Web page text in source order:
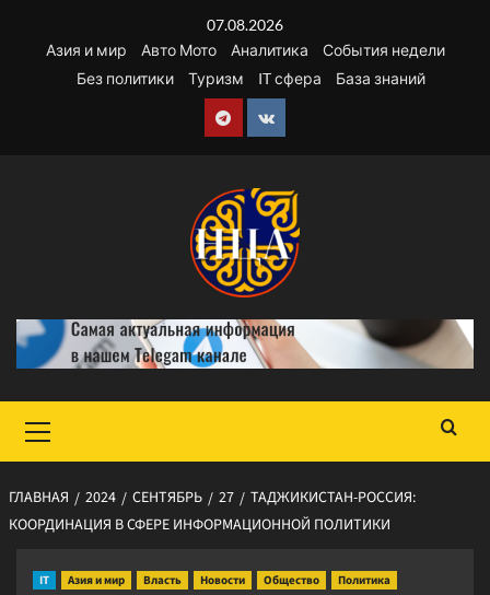
содержимому
07.08.2026
Азия и мир
Авто Мото Аналитика
События недели
Без политики
Туризм IT сфера База знаний
Telegram
VK
меню
ГЛАВНАЯ 2024 СЕНТЯБРЬ 27
ТАДЖИКИСТАН-РОССИЯ:
КООРДИНАЦИЯ В СФЕРЕ ИНФОРМАЦИОННОЙ ПОЛИТИКИ
IT Азия и мир Власть Новости Общество
Политика